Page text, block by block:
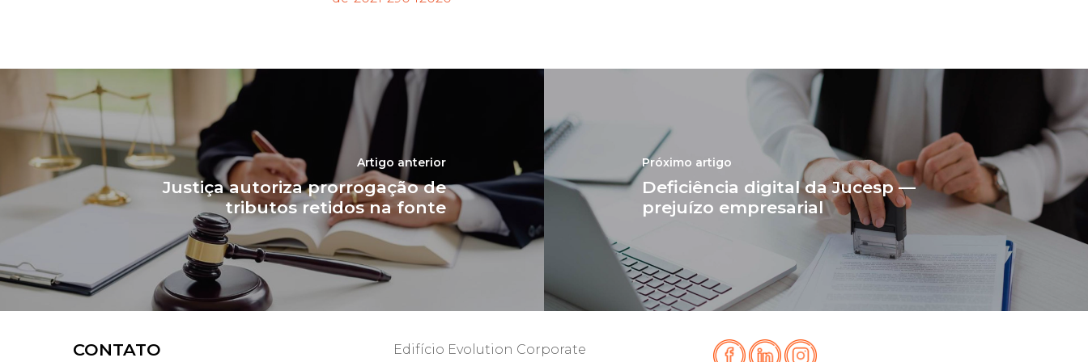
Artigo anterior
Justiça autoriza prorrogação de
tributos retidos na fonte
Próximo artigo
Deficiência digital da Jucesp —
prejuízo empresarial
CONTATO Edifício Evolution Corporate